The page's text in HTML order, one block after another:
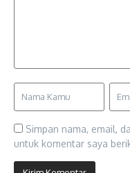
Simpan nama, email,
untuk komentar saya